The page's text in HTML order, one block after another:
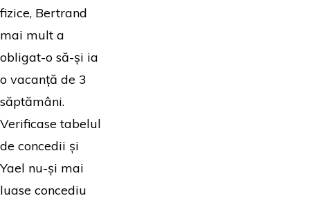
fizice, Bertrand
mai mult a
obligat-o să-și ia
o vacanță de 3
săptămâni.
Verificase tabelul
de concedii și
Yael nu-și mai
luase concediu